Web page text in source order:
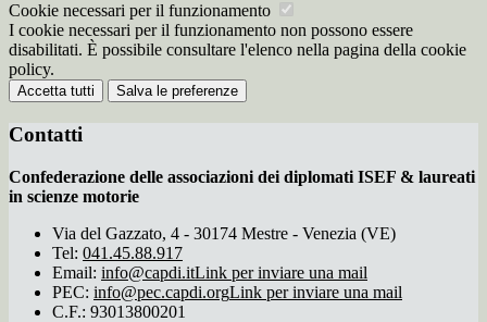
Cookie necessari per il funzionamento
I cookie necessari per il funzionamento non possono essere
disabilitati. È possibile consultare l'elenco nella pagina della cookie
policy.
Accetta tutti Salva le preferenze
Contatti
Confederazione delle associazioni dei diplomati ISEF & laureati
in scienze motorie
Via del Gazzato, 4 - 30174 Mestre - Venezia (VE)
Tel: 041.45.88.917
Email: info@capdi.itLink per inviare una mail
PEC: info@pec.capdi.orgLink per inviare una mail
C.F.: 93013800201